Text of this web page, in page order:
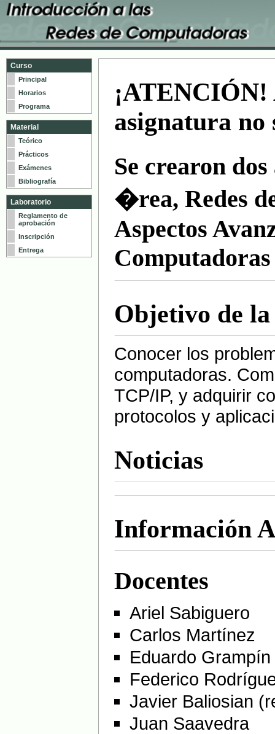
Curso
Principal
Horarios
Programa
Material
Teórico
Prácticos
Exámenes
Bibliografía
Laboratorio
Reglamento de
aprobación
Inscripción
Entrega
¡ATENCIÓN!
asignatura no
Se crearon
�rea, Redes
Aspectos
Computadoras
Objetivo de
Conocer los
computadoras.
TCP/IP, y adquirir
protocolos y
Noticias
Información
Docentes
Ariel Sabiguero
Carlos Martínez
Eduardo Grampín
Federico
Javier Baliosian
Juan Saavedra